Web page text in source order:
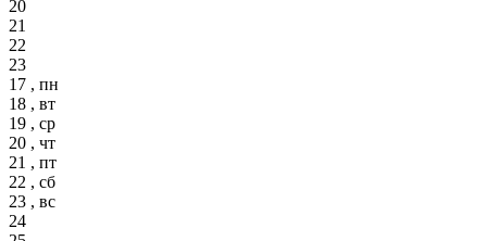
20
21
22
23
17 , пн
18 , вт
19 , ср
20 , чт
21 , пт
22 , сб
23 , вс
24